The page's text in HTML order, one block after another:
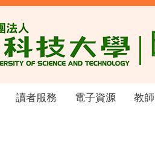
讀者服務 電子資源 教